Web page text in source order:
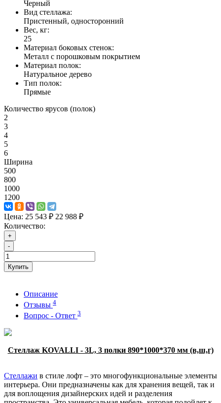
Черный
Вид стеллажа:
Пристенный, односторонний
Вес, кг:
25
Материал боковых стенок:
Металл с порошковым покрытием
Материал полок:
Натуральное дерево
Тип полок:
Прямые
Количество ярусов (полок)
2
3
4
5
6
Ширина
500
800
1000
1200
Цена: 25 543 ₽ 22 988 ₽
Количество:
+
-
Купить
Описание
Отзывы 4
Вопрос - Ответ 3
Стеллаж KOVALLI - 3L, 3 полки 890*1000*370 мм (в,ш,г)
Стеллажи в стиле лофт – это многофункциональные элементы
интерьера. Они предназначены как для хранения вещей, так и
для воплощения дизайнерских идей и разделения